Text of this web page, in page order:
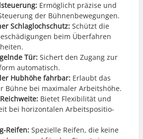
Ermöglicht präzise und
der Büh­nen­be­we­gun­gen.
Schla­glochschutz:Schützt die
beim Über­fahren
Tür:Sichert den Zugang zur
automa­tisch.
Hub­höhe fahrbar:Erlaubt das
Bühne bei max­i­maler Arbeit­shöhe.
Bietet Flex­i­bil­ität und
bei hor­i­zon­tal­en Arbeit­spo­si­tio­
Reifen:Spezielle Reifen, die keine